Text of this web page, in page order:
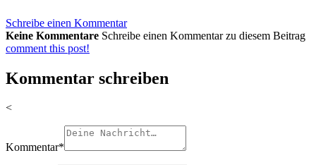
Schreibe einen Kommentar
Keine Kommentare Schreibe einen Kommentar zu diesem Beitrag
comment this post!
Kommentar schreiben
<
Kommentar*